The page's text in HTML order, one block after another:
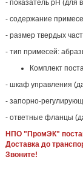
- показатель pH (для
- содержание
- размер твердых
- тип примесей:
Комплект
- шкаф управления
- запорно-
- ответные фланцы
НПО "ПромЭК"
Доставка до
Звоните!